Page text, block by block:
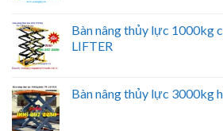
Bàn nâng thủy lực 1000kg
LIFTER
Bàn nâng thủy lực 3000kg